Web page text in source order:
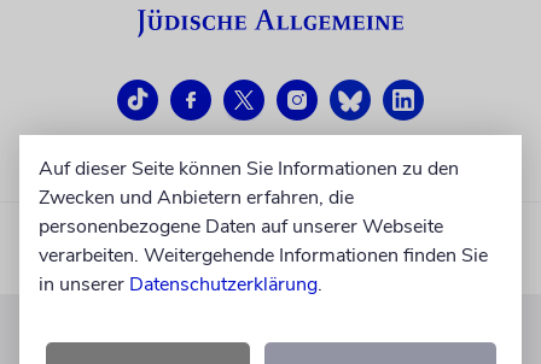
Auf dieser Seite können Sie Informationen zu den
Zwecken und Anbietern erfahren, die
personenbezogene Daten auf unserer Webseite
verarbeiten. Weitergehende Informationen finden Sie
in unserer Datenschutzerklärung.